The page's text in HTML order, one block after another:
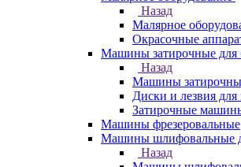
Назад
Малярное
Окрасочные
Машины затирочные для
Назад
Машины
Диски и лезвия
Затирочные
Машины фрезеровальные
Машины шлифовальные
Назад